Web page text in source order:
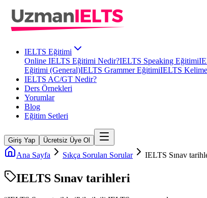
IELTS Eğitimi
Online IELTS Eğitimi Nedir?IELTS Speaking Eğitimi
Eğitimi (General)IELTS Grammer EğitimiIELTS
IELTS AC/GT Nedir?
Ders Örnekleri
Yorumlar
Blog
Eğitim Setleri
Giriş Yap Ücretsiz Üye Ol
Ana Sayfa Sıkça Sorulan Sorular IELTS Sınav
IELTS Sınav tarihleri